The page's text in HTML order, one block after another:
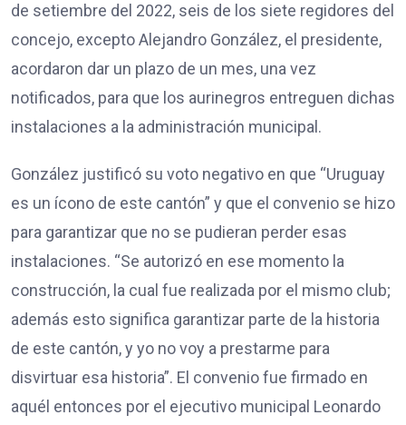
de setiembre del 2022, seis de los siete regidores del
concejo, excepto Alejandro González, el presidente,
acordaron dar un plazo de un mes, una vez
notificados, para que los aurinegros entreguen dichas
instalaciones a la administración municipal.
González justificó su voto negativo en que “Uruguay
es un ícono de este cantón” y que el convenio se hizo
para garantizar que no se pudieran perder esas
instalaciones. “Se autorizó en ese momento la
construcción, la cual fue realizada por el mismo club;
además esto significa garantizar parte de la historia
de este cantón, y yo no voy a prestarme para
disvirtuar esa historia”. El convenio fue firmado en
aquél entonces por el ejecutivo municipal Leonardo